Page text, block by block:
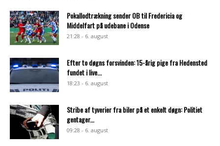
Pokallodtrækning sender OB til Fredericia og
Middelfart på udebane i Odense
21:28 - 6. august
Efter to døgns forsvinden: 15-årig pige fra Hedensted
fundet i live...
18:23 - 6. august
Stribe af tyverier fra biler på et enkelt døgn: Politiet
gentager...
09:28 - 6. august